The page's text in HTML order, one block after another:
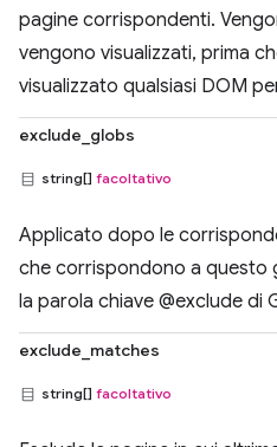
pagine corrispondenti.
vengono visualizzati, prima
visualizzato qualsiasi DOM
exclude_globs
string[] facoltativo
Applicato dopo le
che corrispondono a questo
la parola chiave @exclude di
exclude_matches
string[] facoltativo